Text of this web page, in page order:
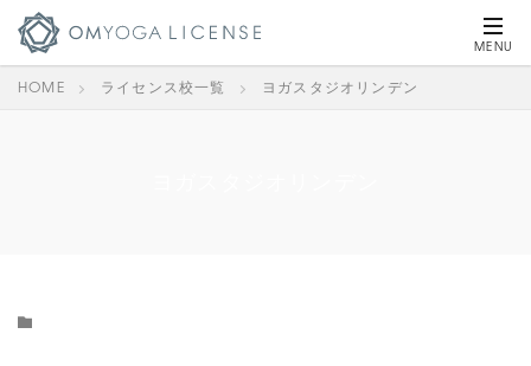
HOME ライセンス校一覧 ヨガスタジオリンデン